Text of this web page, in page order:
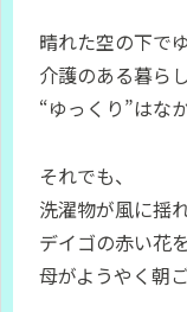
晴れた空の下で
介護のある暮ら
“ゆっくり”はな
それでも、
洗濯物が風に揺
デイゴの赤い花
母がようやく朝